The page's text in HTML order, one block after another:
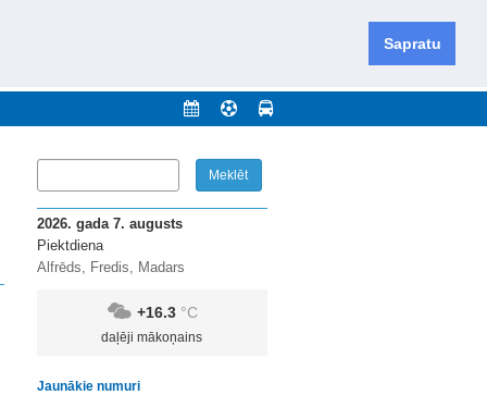
Sapratu
novadu un apkārtējos novadus un pilsētas.
2026. gada 7. augusts
Piektdiena
Alfrēds, Fredis, Madars
+16.3 °C
daļēji mākoņains
Jaunākie numuri